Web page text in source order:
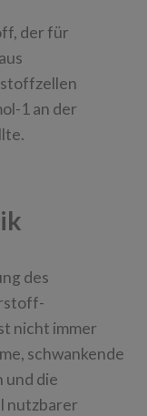
der für
1 an der
des
nicht immer
schwankende
und die
nutzbarer